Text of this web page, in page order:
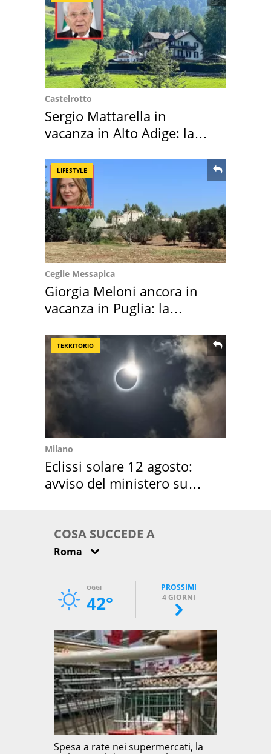
Castelrotto
Sergio Mattarella in
vacanza in Alto Adige: la
LIFESTYLE
Ceglie Messapica
Giorgia Meloni ancora in
vacanza in Puglia: la
TERRITORIO
Milano
Eclissi solare 12 agosto:
avviso del ministero su